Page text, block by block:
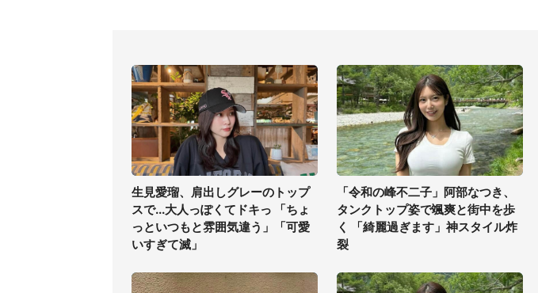
生見愛瑠、肩出しグレーのトップ
スで...大人っぽくてドキっ 「ちょ
っといつもと雰囲気違う」「可愛
いすぎて滅」
「令和の峰不二子」阿部なつき、
タンクトップ姿で颯爽と街中を歩
く 「綺麗過ぎます」神スタイル炸
裂